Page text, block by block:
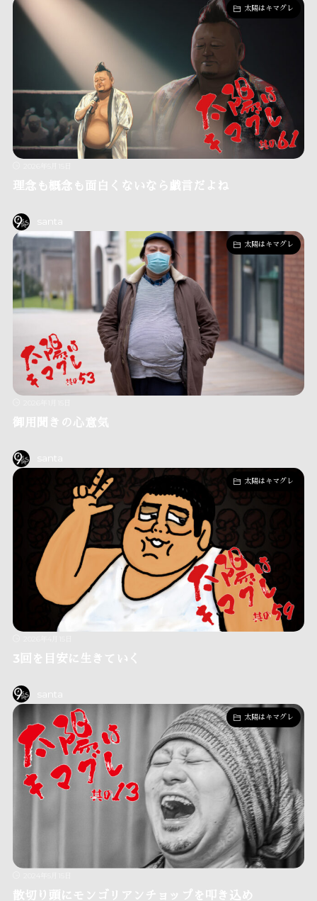
太陽はキマグレ
理念も概念も面白くないなら戯言だよね
santa
太陽はキマグレ
御用聞きの心意気
santa
太陽はキマグレ
3回を目安に生きていく
santa
太陽はキマグレ
散切り頭にモンゴリアンチョップを叩き込め